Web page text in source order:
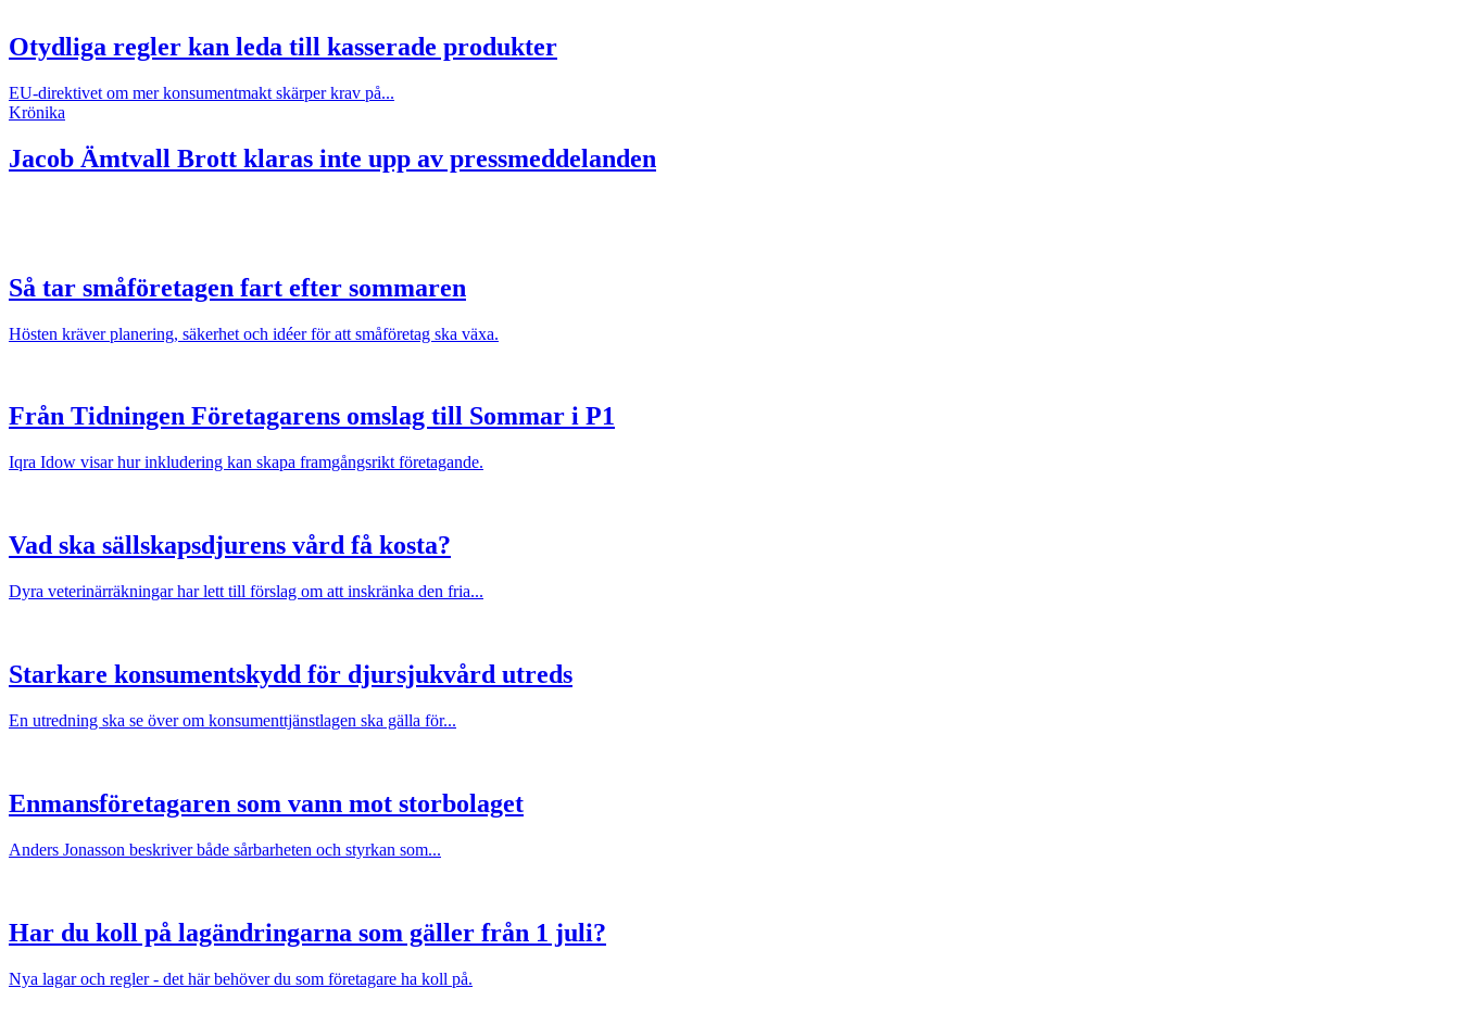
Otydliga regler kan leda till kasserade produkter
EU-direktivet om mer konsumentmakt skärper krav på...
Krönika
Jacob Ämtvall Brott klaras inte upp av pressmeddelanden
Så tar småföretagen fart efter sommaren
Hösten kräver planering, säkerhet och idéer för att småföretag ska växa.
Från Tidningen Företagarens omslag till Sommar i P1
Iqra Idow visar hur inkludering kan skapa framgångsrikt företagande.
Vad ska sällskapsdjurens vård få kosta?
Dyra veterinärräkningar har lett till förslag om att inskränka den fria...
Starkare konsumentskydd för djursjukvård utreds
En utredning ska se över om konsumenttjänstlagen ska gälla för...
Enmansföretagaren som vann mot storbolaget
Anders Jonasson beskriver både sårbarheten och styrkan som...
Har du koll på lagändringarna som gäller från 1 juli?
Nya lagar och regler - det här behöver du som företagare ha koll på.